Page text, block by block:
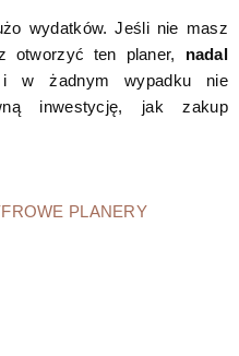
wydatków. Jeśli nie masz
otworzyć ten planer, nadal
w żadnym wypadku nie
inwestycję, jak zakup
PLANERY